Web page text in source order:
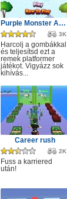
Purple Monster Adventure
3K
Harcolj a gombákkal
és teljesítsd ezt a
remek platformer
játékot. Vigyázz sok
kihívás...
Career rush
2K
Fuss a karriered
után!